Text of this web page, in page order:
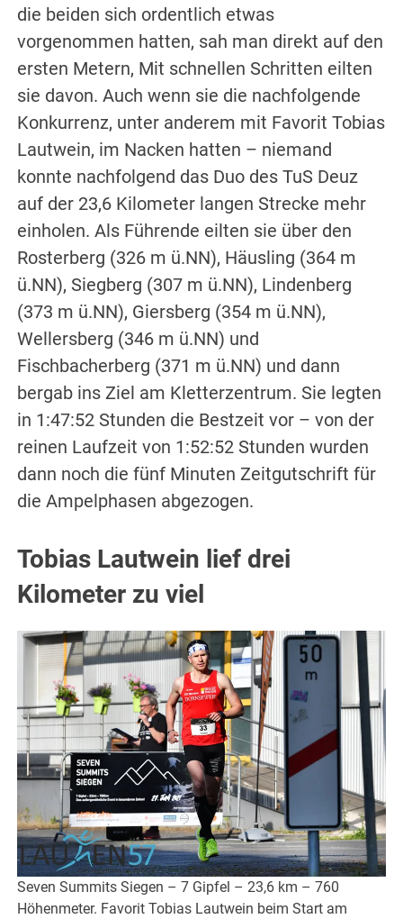
die beiden sich ordentlich etwas
vorgenommen hatten, sah man direkt auf den
ersten Metern, Mit schnellen Schritten eilten
sie davon. Auch wenn sie die nachfolgende
Konkurrenz, unter anderem mit Favorit Tobias
Lautwein, im Nacken hatten – niemand
konnte nachfolgend das Duo des TuS Deuz
auf der 23,6 Kilometer langen Strecke mehr
einholen. Als Führende eilten sie über den
Rosterberg (326 m ü.NN), Häusling (364 m
ü.NN), Siegberg (307 m ü.NN), Lindenberg
(373 m ü.NN), Giersberg (354 m ü.NN),
Wellersberg (346 m ü.NN) und
Fischbacherberg (371 m ü.NN) und dann
bergab ins Ziel am Kletterzentrum. Sie legten
in 1:47:52 Stunden die Bestzeit vor – von der
reinen Laufzeit von 1:52:52 Stunden wurden
dann noch die fünf Minuten Zeitgutschrift für
die Ampelphasen abgezogen.
Tobias Lautwein lief drei
Kilometer zu viel
Seven Summits Siegen – 7 Gipfel – 23,6 km – 760
Höhenmeter. Favorit Tobias Lautwein beim Start am